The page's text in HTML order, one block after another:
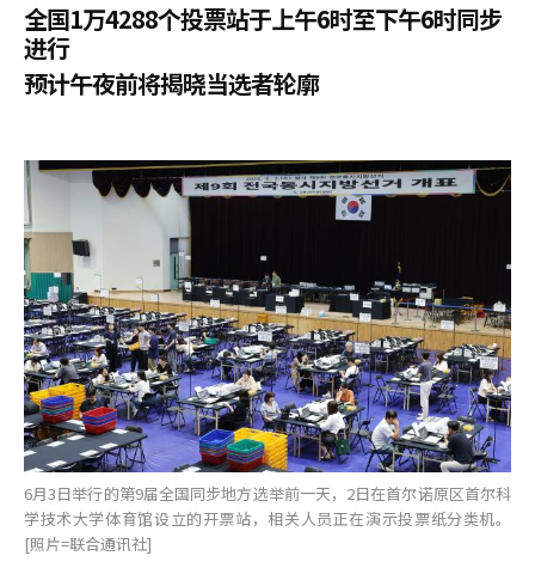
全国1万4288个投票站于上午6时至下午6时同步
进行
预计午夜前将揭晓当选者轮廓
6月3日举行的第9届全国同步地方选举前一天，2日在首尔诺原区首尔科
学技术大学体育馆设立的开票站，相关人员正在演示投票纸分类机。
[照片=联合通讯社]